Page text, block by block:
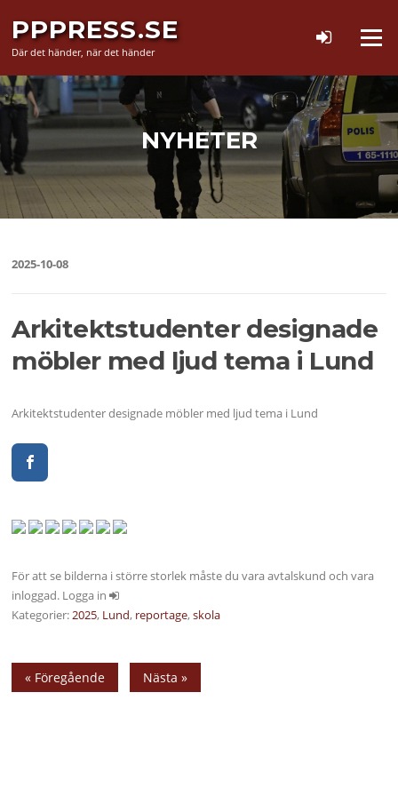
innehåll
PPPRESS.SE
Där det händer, när det händer
Meny
NYHETER
2025-10-08
Arkitektstudenter designade
möbler med ljud tema i Lund
Arkitektstudenter designade möbler med ljud tema i Lund
För att se bilderna i större storlek måste du vara avtalskund och vara
inloggad. Logga in
Kategorier:2025, Lund, reportage,skola
« Föregående Nästa »